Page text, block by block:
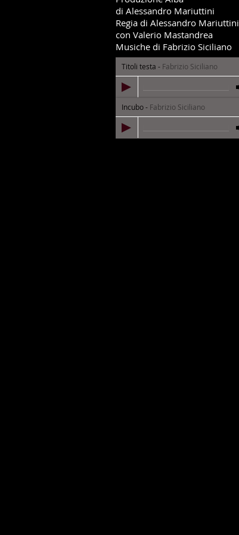
di Alessandro Mariuttini
Regia di Alessandro Mariuttini
con Valerio Mastandrea
Musiche di Fabrizio Siciliano
Titoli testa - Fabrizio Siciliano
Incubo- Fabrizio Siciliano